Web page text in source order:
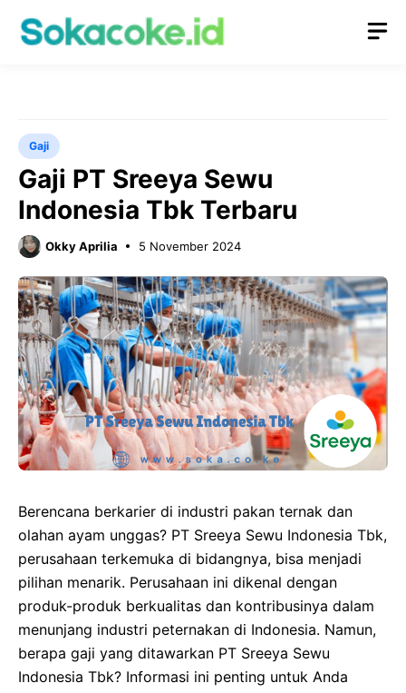
Gaji
Gaji PT Sreeya Sewu
Indonesia Tbk Terbaru
Okky Aprilia 5 November 2024
Berencana berkarier di industri pakan ternak dan
olahan ayam unggas? PT Sreeya Sewu Indonesia Tbk,
perusahaan terkemuka di bidangnya, bisa menjadi
pilihan menarik. Perusahaan ini dikenal dengan
produk-produk berkualitas dan kontribusinya dalam
menunjang industri peternakan di Indonesia. Namun,
berapa gaji yang ditawarkan PT Sreeya Sewu
Indonesia Tbk? Informasi ini penting untuk Anda